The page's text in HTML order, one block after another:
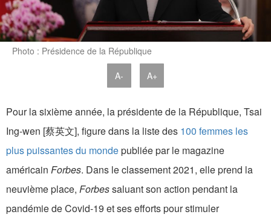
Photo : Présidence de la République
A- A+
Pour la sixième année, la présidente de la République, Tsai
Ing-wen [蔡英文], figure dans la liste des 100 femmes les
plus puissantes du mondepubliée par le magazine
américain Forbes. Dans le classement 2021, elle prend la
neuvième place, Forbessaluant son action pendant la
pandémie de Covid-19 et ses efforts pour stimuler